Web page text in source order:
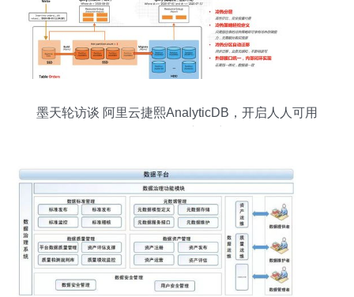
墨天轮访谈 阿里云捷熙AnalyticDB，开启人人可用